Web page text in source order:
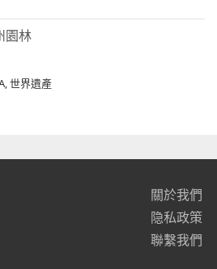
園林
世界遺產
關於我們
隐私政策
聯繫我們